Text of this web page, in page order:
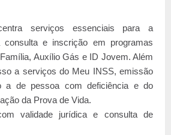
serviços essenciais para a
consulta e inscrição em programas
Auxílio Gás e ID Jovem. Além
a serviços do Meu INSS, emissão
a de pessoa com deficiência e do
da Prova de Vida.
validade jurídica e consulta de